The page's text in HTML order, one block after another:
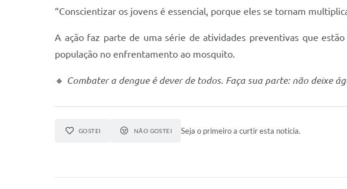
“Conscientizar os jovens é essencial, porque eles se tornam
A ação faz parte de uma série de atividades preventivas que
população no enfrentamento ao mosquito.
🔸 Combater a dengue é dever de todos. Faça sua parte: não deixe
GOSTEI NÃO GOSTEI Seja o primeiro a curtir esta notícia.